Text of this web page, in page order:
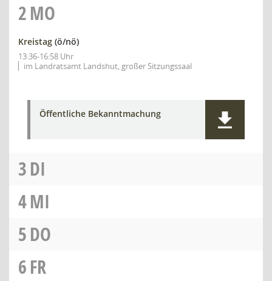
2MO
Kreistag (ö/nö)
13:36-16:58 Uhr
im Landratsamt Landshut, großer Sitzungssaal
Öffentliche Bekanntmachung
3DI
4MI
5DO
6FR